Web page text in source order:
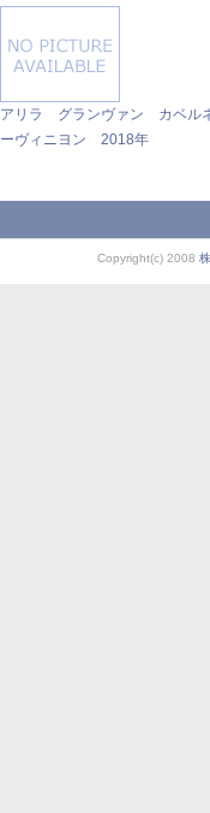
アリラ グランヴァン カベル
ーヴィニヨン 2018年
Copyright(c) 2008